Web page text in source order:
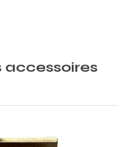
accessoires